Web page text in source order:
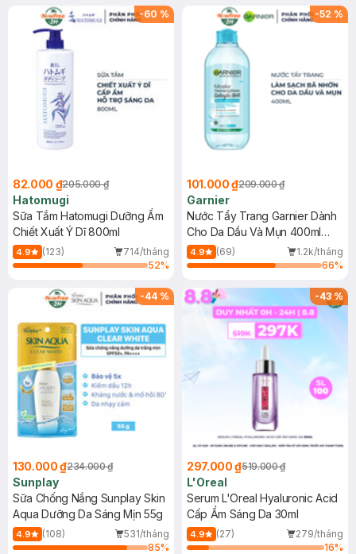
(SL có hạn)
-60 %
82.000 ₫205.000 ₫
Hatomugi
Sữa Tắm Hatomugi Dưỡng Ẩm
Chiết Xuất Ý Dĩ 800ml
4.9 (123)
714/tháng
52%
-52 %
101.000 ₫209.000 ₫
Garnier
Nước Tẩy Trang Garnier Dành
Cho Da Dầu Và Mụn 400ml
(Mới)
4.9 (69)
1.2k/tháng
66%
-44 %
130.000 ₫234.000 ₫
Sunplay
Sữa Chống Nắng Sunplay Skin
Aqua Dưỡng Da Sáng Mịn 55g
4.9 (108)
531/tháng
85%
-43%
297.000 ₫519.000 ₫
L'Oreal
Serum L'Oreal Hyaluronic Acid
Cấp Ẩm Sáng Da 30ml
4.9 (27)
279/tháng
16%